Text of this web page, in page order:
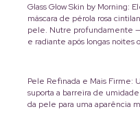
Glass Glow Skin by Morning:
máscara de pérola rosa
pele. Nutre profundamente
e radiante após longas noites
Pele Refinada e Mais Firme:
suporta a barreira de
da pele para uma aparência